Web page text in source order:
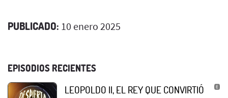
PUBLICADO: 10 enero 2025
EPISODIOS RECIENTES
LEOPOLDO II, EL REY QUE CONVIRTIÓ